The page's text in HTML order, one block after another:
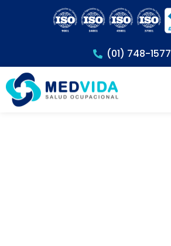
(01) 748-1577